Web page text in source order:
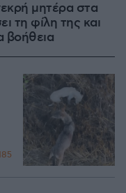
μητέρα στα
τη φίλη της και
βοήθεια